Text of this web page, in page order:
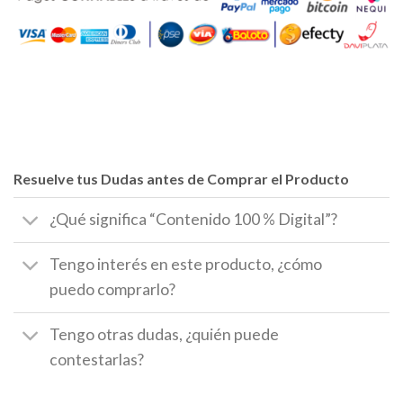
Resuelve tus Dudas antes de Comprar el Producto
¿Qué significa “Contenido 100 % Digital”?
Tengo interés en este producto, ¿cómo
puedo comprarlo?
Tengo otras dudas, ¿quién puede
contestarlas?